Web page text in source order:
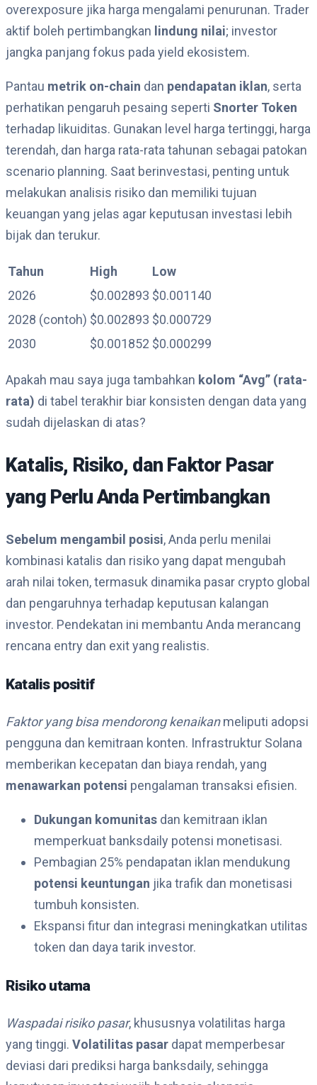
overexposure jika harga mengalami penurunan. Trader
aktif boleh pertimbangkan lindung nilai; investor
jangka panjang fokus pada yield ekosistem.
Pantau metrik on-chain dan pendapatan iklan, serta
perhatikan pengaruh pesaing seperti Snorter Token
terhadap likuiditas. Gunakan level harga tertinggi, harga
terendah, dan harga rata-rata tahunan sebagai patokan
scenario planning. Saat berinvestasi, penting untuk
melakukan analisis risiko dan memiliki tujuan
keuangan yang jelas agar keputusan investasi lebih
bijak dan terukur.
Tahun High
Low
2026
$0.002893 $0.001140
2028 (contoh) $0.002893 $0.000729
2030
$0.001852 $0.000299
Apakah mau saya juga tambahkan kolom “Avg” (rata-
rata) di tabel terakhir biar konsisten dengan data yang
sudah dijelaskan di atas?
Katalis, Risiko, dan Faktor Pasar
yang Perlu Anda Pertimbangkan
Sebelum mengambil posisi, Anda perlu menilai
kombinasi katalis dan risiko yang dapat mengubah
arah nilai token, termasuk dinamika pasar crypto global
dan pengaruhnya terhadap keputusan kalangan
investor. Pendekatan ini membantu Anda merancang
rencana entry dan exit yang realistis.
Katalis positif
Faktor yang bisa mendorong kenaikanmeliputi adopsi
pengguna dan kemitraan konten. Infrastruktur Solana
memberikan kecepatan dan biaya rendah, yang
menawarkan potensi pengalaman transaksi efisien.
Dukungan komunitas dan kemitraan iklan
memperkuat banksdaily potensi monetisasi.
Pembagian 25% pendapatan iklan mendukung
potensi keuntungan jika trafik dan monetisasi
tumbuh konsisten.
Ekspansi fitur dan integrasi meningkatkan utilitas
token dan daya tarik investor.
Risiko utama
Waspadai risiko pasar, khususnya volatilitas harga
yang tinggi. Volatilitas pasar dapat memperbesar
deviasi dari prediksi harga banksdaily, sehingga